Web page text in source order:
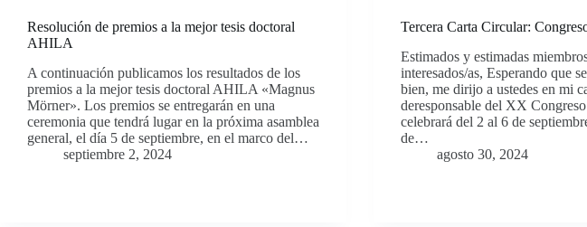
Resolución de premios a la mejor tesis doctoral
AHILA
A continuación publicamos los resultados de los
premios a la mejor tesis doctoral AHILA «Magnus
Mörner». Los premios se entregarán en una
ceremonia que tendrá lugar en la próxima asamblea
general, el día 5 de septiembre, en el marco del…
septiembre 2, 2024
Tercera Carta Circular:
Estimados y estimadas
interesados/as, Esperando que
bien, me dirijo a ustedes en mi
deresponsable del XX
celebrará del 2 al 6 de
de…
agosto 30, 2024